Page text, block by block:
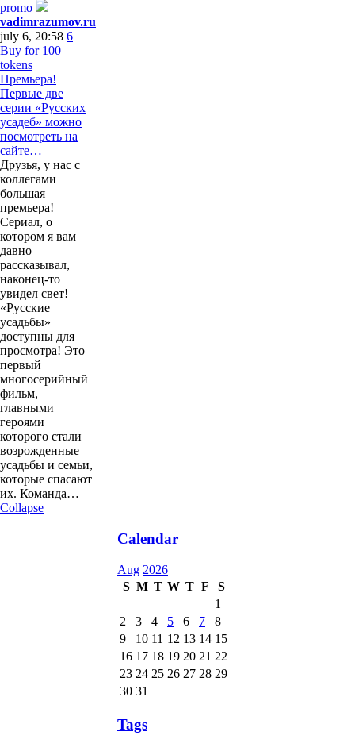
promo
vadimrazumov.ru
july 6, 20:58 6
Buy for 100
tokens
Премьера!
Первые две
серии «Русских
усадеб» можно
посмотреть на
сайте…
Друзья, у нас с
коллегами
большая
премьера!
Сериал, о
котором я вам
давно
рассказывал,
наконец-то
увидел свет!
«Русские
усадьбы»
доступны для
просмотра! Это
первый
многосерийный
фильм,
главными
героями
которого стали
возрожденные
усадьбы и семьи,
которые спасают
их. Команда…
Collapse
Calendar
Aug 2026
S M T W T F
S
1
2
3 4 5 6 7
8
9
10 11 12 13 14 15
16 17 18 19 20 21 22
23 24 25 26 27 28 29
30 31
Tags